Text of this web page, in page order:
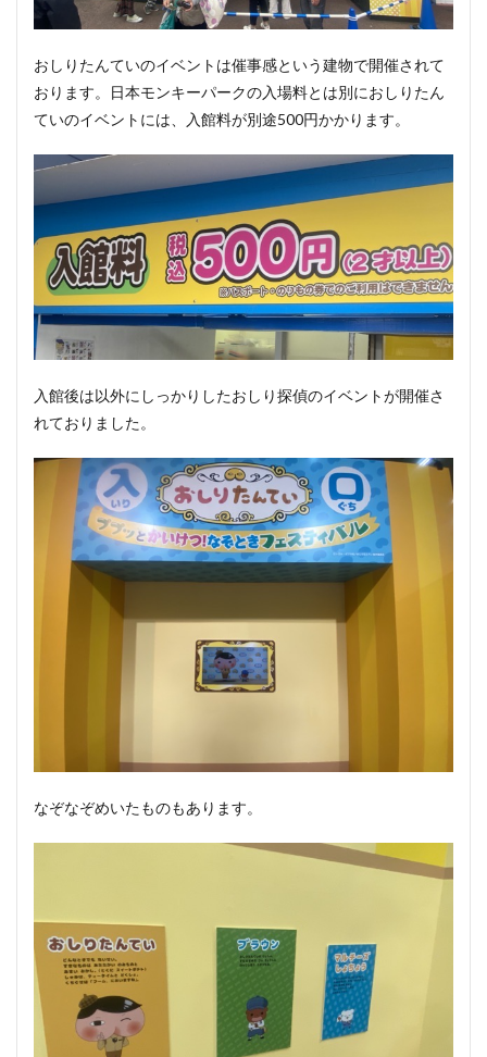
おしりたんていのイベントは催事感という建物で開催されて
おります。日本モンキーパークの入場料とは別におしりたん
ていのイベントには、入館料が別途500円かかります。
入館後は以外にしっかりしたおしり探偵のイベントが開催さ
れておりました。
なぞなぞめいたものもあります。